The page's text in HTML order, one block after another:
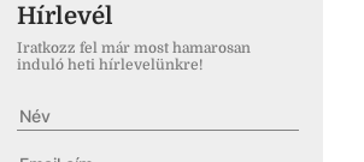
Hírlevél
Iratkozz fel már most hamarosan
induló heti hírlevelünkre!